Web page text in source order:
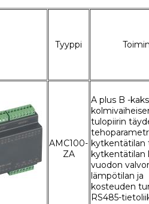
Tyyppi
AMC100-
ZA
A plus B -
tulopiirin
kytkentätilan
kytkentätilan
vuodon
lämpötilan ja
kosteuden
RS485-